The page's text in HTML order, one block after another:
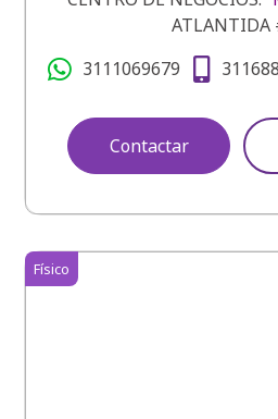
ATLANTIDA
3111069679
Contactar
Físico